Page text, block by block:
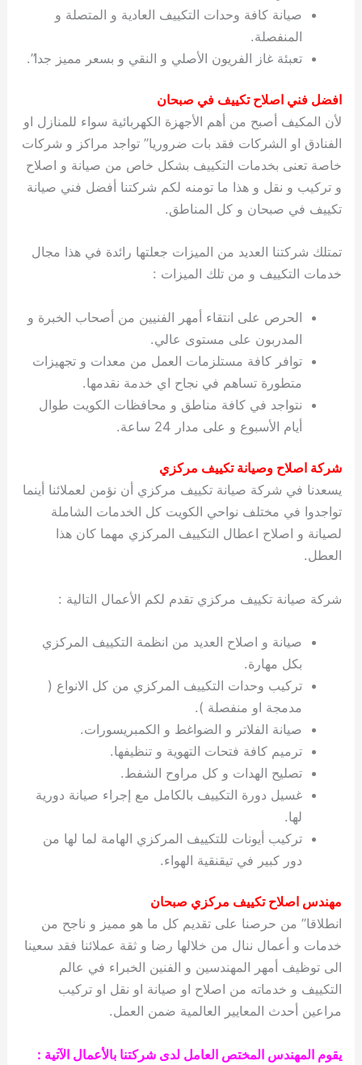
صيانة كافة وحدات التكييف العادية و المتصلة و
المنفصلة.
تعبئة غاز الفريون الأصلي و النقي و بسعر مميز جدا”.
افضل فني اصلاح تكييف في صبحان
لأن المكيف أصبح من أهم الأجهزة الكهربائية سواء للمنازل او
الفنادق او الشركات فقد بات ضروريا” تواجد مراكز و شركات
خاصة تعنى بخدمات التكييف بشكل خاص من صيانة و اصلاح
و تركيب و نقل و هذا ما تومنه لكم شركتنا أفضل فني صيانة
تكييف في صبحان و كل المناطق.
تمتلك شركتنا العديد من الميزات جعلتها رائدة في هذا مجال
خدمات التكييف و من تلك الميزات :
الحرص على انتقاء أمهر الفنيين من أصحاب الخبرة و
المدربون على مستوى عالي.
توافر كافة مستلزمات العمل من معدات و تجهيزات
متطورة تساهم في نجاح اي خدمة نقدمها.
نتواجد في كافة مناطق و محافظات الكويت طوال
أيام الأسبوع و على مدار 24 ساعة.
شركة اصلاح وصيانة تكييف مركزي
يسعدنا في شركة صيانة تكييف مركزي أن نؤمن لعملائنا أينما
تواجدوا في مختلف نواحي الكويت كل الخدمات الشاملة
لصيانة و اصلاح اعطال التكييف المركزي مهما كان هذا
العطل.
شركة صيانة تكييف مركزي تقدم لكم الأعمال التالية :
صيانة و اصلاح العديد من انظمة التكييف المركزي
بكل مهارة.
تركيب وحدات التكييف المركزي من كل الانواع (
مدمجة او منفصلة ).
صيانة الفلاتر و الضواغط و الكمبريسورات.
ترميم كافة فتحات التهوية و تنظيفها.
تصليح الهدات و كل مراوح الشفط.
غسيل دورة التكييف بالكامل مع إجراء صيانة دورية
لها.
تركيب أيونات للتكييف المركزي الهامة لما لها من
دور كبير في تيقنقية الهواء.
مهندس اصلاح تكييف مركزي صبحان
انطلاقا” من حرصنا على تقديم كل ما هو مميز و ناجح من
خدمات و أعمال ننال من خلالها رضا و ثقة عملائنا فقد سعينا
الى توظيف أمهر المهندسين و الفنين الخبراء في عالم
التكييف و خدماته من اصلاح او صيانة او نقل او تركيب
مراعين أحدث المعايير العالمية ضمن العمل.
يقوم المهندس المختص العامل لدى شركتنا بالأعمال الآتية :